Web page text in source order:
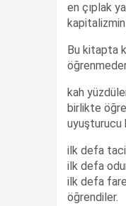
en çıplak
Bu kitapta
kah
birlikte
uyuşturucu
ilk defa
ilk defa
ilk defa
öğrendiler.